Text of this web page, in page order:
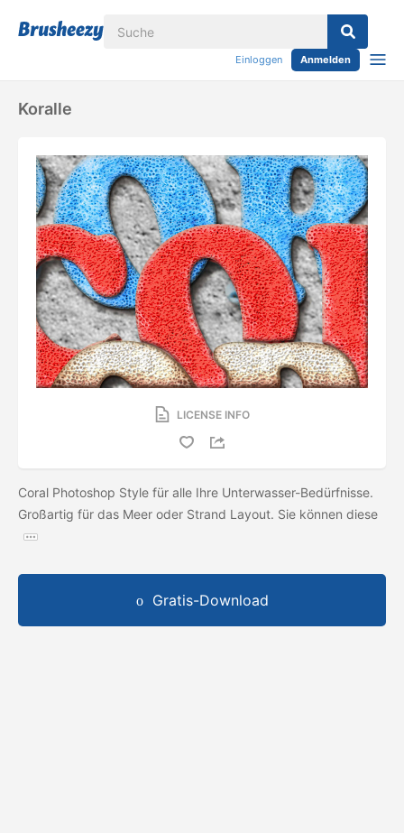
Einloggen Anmelden
Koralle
LICENSE INFO
Coral Photoshop Style für alle Ihre Unterwasser-Bedürfnisse.
Großartig für das Meer oder Strand Layout. Sie können diese
Gratis-Download